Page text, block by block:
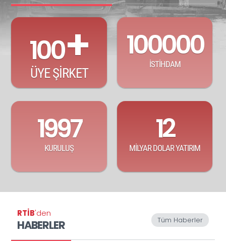
100+
ÜYE ŞİRKET
100000
İSTİHDAM
1997
KURULUŞ
12
MİLYAR DOLAR YATIRIM
Tüm Haberler
RTİB'den
HABERLER